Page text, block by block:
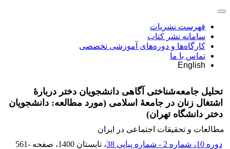
فهرست نشریات
سامانه نشر کتاب
کارگاه‌ها و دوره‌های آموزشی تخصصی
تماس با ما
English
تحلیل جامعه‌شناختی آگاهی دانشجویان دختر دربارۀ
اشتغال زنان در جامعۀ اسلامی (مورد مطالعه: دانشجویان
دختر دانشگاه تهران)
مطالعات و تحقیقات اجتماعی در ایران
دوره 10، شماره 2 - شماره پیاپی 38
، تابستان 1400 ، صفحه 561-